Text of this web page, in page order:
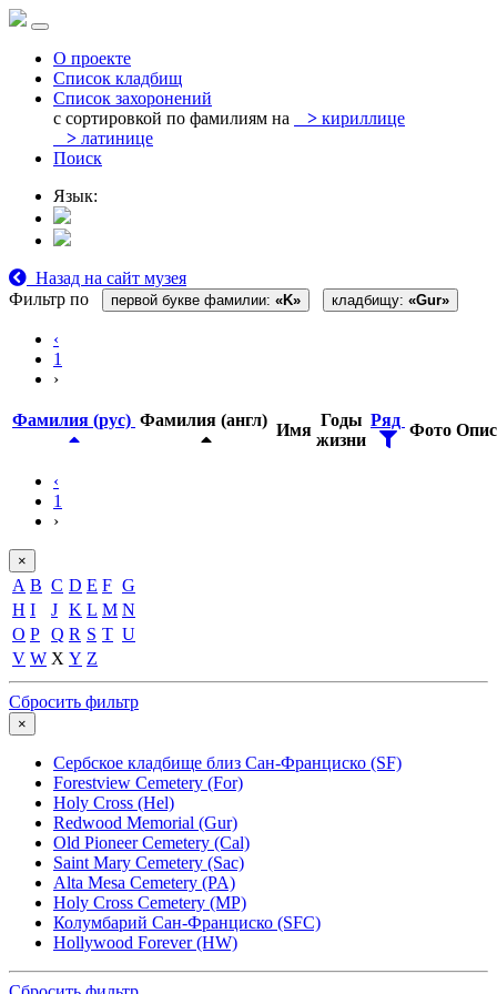
О проекте
Список кладбищ
Список захоронений
с сортировкой по фамилиям на
> кириллице
> латинице
Поиск
Язык:
Назад на сайт музея
Фильтр по
первой букве фамилии: «K» кладбищу: «Gur»
‹
1
›
Фамилия (рус) Фамилия (англ)
Имя
Годы
жизни
Ряд
Фото
‹
1
›
×
A B C D E F G
H I J K L M N
O P Q R S T U
V W X Y Z
Сбросить фильтр
×
Сербское кладбище близ Сан-Франциско (SF)
Forestview Cemetery (For)
Holy Cross (Hel)
Redwood Memorial (Gur)
Old Pioneer Cemetery (Cal)
Saint Mary Cemetery (Sac)
Alta Mesa Cemetery (PA)
Holy Cross Cemetery (MP)
Колумбарий Сан-Франциско (SFC)
Hollywood Forever (HW)